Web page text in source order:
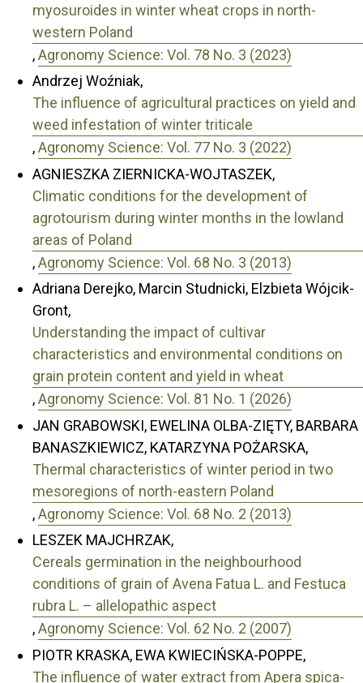
myosuroides in winter wheat crops in north-
western Poland
,Agronomy Science: Vol. 78 No. 3 (2023)
Andrzej Woźniak,
The influence of agricultural practices on yield and
weed infestation of winter triticale
,Agronomy Science: Vol. 77 No. 3 (2022)
AGNIESZKA ZIERNICKA-WOJTASZEK,
Climatic conditions for the development of
agrotourism during winter months in the lowland
areas of Poland
,Agronomy Science: Vol. 68 No. 3 (2013)
Adriana Derejko, Marcin Studnicki, Elzbieta Wójcik-
Gront,
Understanding the impact of cultivar
characteristics and environmental conditions on
grain protein content and yield in wheat
,Agronomy Science: Vol. 81 No. 1 (2026)
JAN GRABOWSKI, EWELINA OLBA-ZIĘTY, BARBARA
BANASZKIEWICZ, KATARZYNA POŻARSKA,
Thermal characteristics of winter period in two
mesoregions of north-eastern Poland
,Agronomy Science: Vol. 68 No. 2 (2013)
LESZEK MAJCHRZAK,
Cereals germination in the neighbourhood
conditions of grain of Avena Fatua L. and Festuca
rubra L. – allelopathic aspect
,Agronomy Science: Vol. 62 No. 2 (2007)
PIOTR KRASKA, EWA KWIECIŃSKA-POPPE,
The influence of water extract from Apera spica-